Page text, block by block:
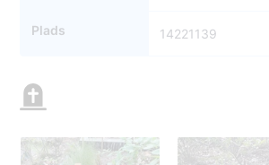
Plads 14221139